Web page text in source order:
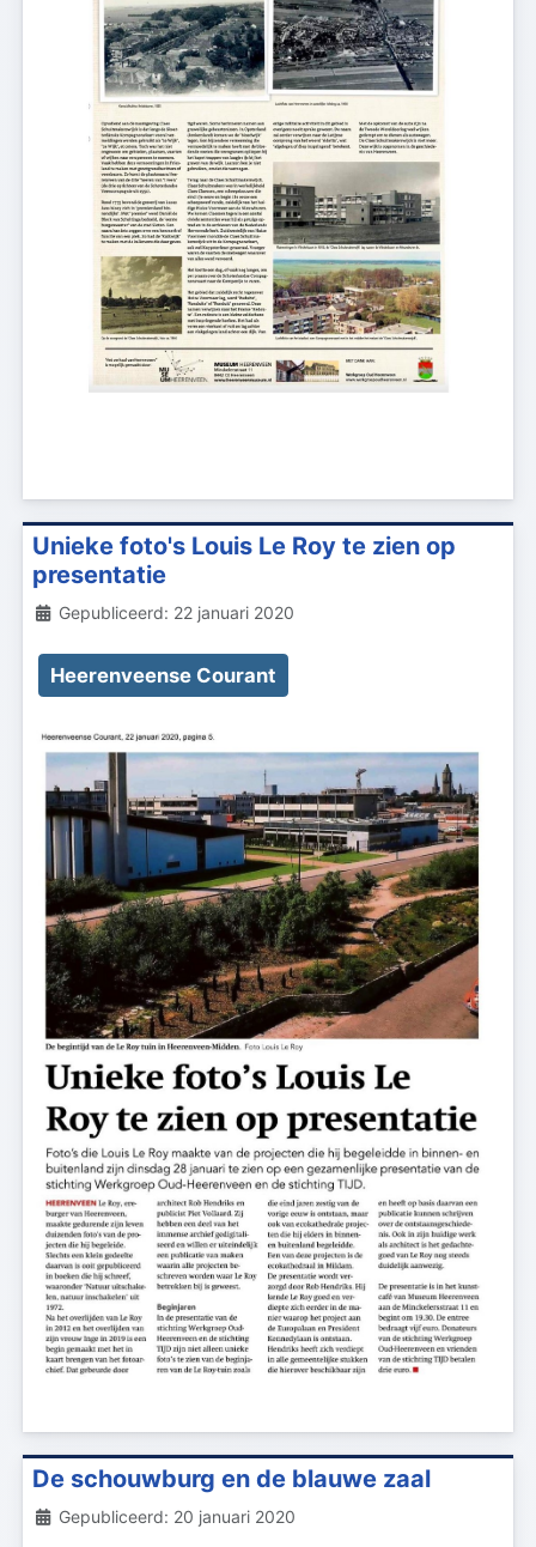
Unieke foto's Louis Le Roy te zien op
presentatie
Details
Gepubliceerd: 22 januari 2020
Heerenveense Courant
De schouwburg en de blauwe zaal
Details
Gepubliceerd: 20 januari 2020